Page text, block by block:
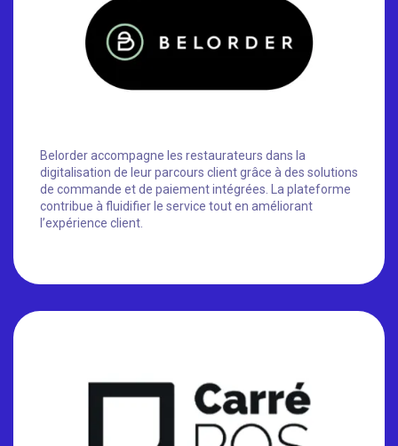
Belorder accompagne les restaurateurs dans la
digitalisation de leur parcours client grâce à des solutions
de commande et de paiement intégrées. La plateforme
contribue à fluidifier le service tout en améliorant
l’expérience client.